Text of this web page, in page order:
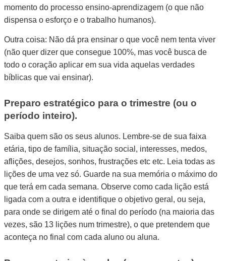
momento do processo ensino-aprendizagem (o que não
dispensa o esforço e o trabalho humanos).
Outra coisa: Não dá pra ensinar o que você nem tenta viver
(não quer dizer que consegue 100%, mas você busca de
todo o coração aplicar em sua vida aquelas verdades
bíblicas que vai ensinar).
Preparo estratégico para o trimestre (ou o
período inteiro).
Saiba quem são os seus alunos. Lembre-se de sua faixa
etária, tipo de família, situação social, interesses, medos,
aflições, desejos, sonhos, frustrações etc etc. Leia todas as
lições de uma vez só. Guarde na sua memória o máximo do
que terá em cada semana. Observe como cada lição está
ligada com a outra e identifique o objetivo geral, ou seja,
para onde se dirigem até o final do período (na maioria das
vezes, são 13 lições num trimestre), o que pretendem que
aconteça no final com cada aluno ou aluna.